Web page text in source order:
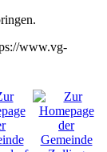
www.vg-